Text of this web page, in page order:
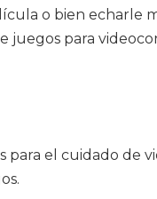
o bien echarle
para
para el cuidado de